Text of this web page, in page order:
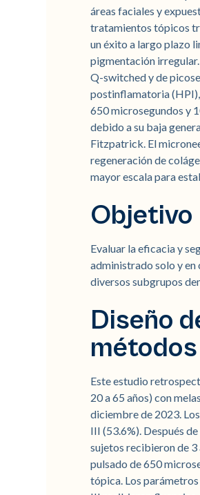
áreas faciales y
tratamientos tópicos
un éxito a largo plazo
pigmentación
Q-switched y de
postinflamatoria
650 microsegundos y
debido a su baja
Fitzpatrick. El
regeneración de
mayor escala para
Objetivo
Evaluar la eficacia y
administrado solo y
diversos subgrupos
Diseño
métodos
Este estudio
20 a 65 años) con
diciembre de 2023.
III (53.6%). Después
sujetos recibieron de 3
pulsado de 650
tópica. Los